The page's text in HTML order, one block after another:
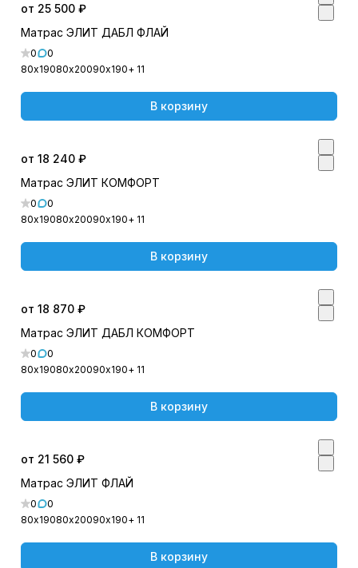
от 25 500 ₽
Матрас ЭЛИТ ДАБЛ ФЛАЙ
0
0
80х19080х20090х190+ 11
В корзину
от 18 240 ₽
Матрас ЭЛИТ КОМФОРТ
0
0
80х19080х20090х190+ 11
В корзину
от 18 870 ₽
Матрас ЭЛИТ ДАБЛ КОМФОРТ
0
0
80х19080х20090х190+ 11
В корзину
от 21 560 ₽
Матрас ЭЛИТ ФЛАЙ
0
0
80х19080х20090х190+ 11
В корзину